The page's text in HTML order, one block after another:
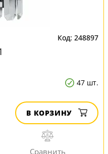
248897
47 шт.
В КОРЗИНУ